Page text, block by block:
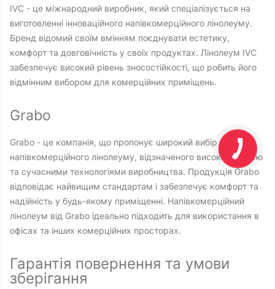
IVC - це міжнародний виробник, який спеціалізується на
виготовленні інноваційного напівкомерційного лінолеуму.
Бренд відомий своїм вмінням поєднувати естетику,
комфорт та довговічність у своїх продуктах. Лінолеум IVC
забезпечує високий рівень зносостійкості, що робить його
відмінним вибором для комерційних приміщень.
Grabo
Grabo - це компанія, що пропонує широкий вибір
напівкомерційного лінолеуму, відзначеного високою якістю
та сучасними технологіями виробництва. Продукція Grabo
відповідає найвищим стандартам і забезпечує комфорт та
надійність у будь-якому приміщенні. Напівкомерційний
лінолеум від Grabo ідеально підходить для використання в
офісах та інших комерційних просторах.
Гарантія повернення та умови
зберігання